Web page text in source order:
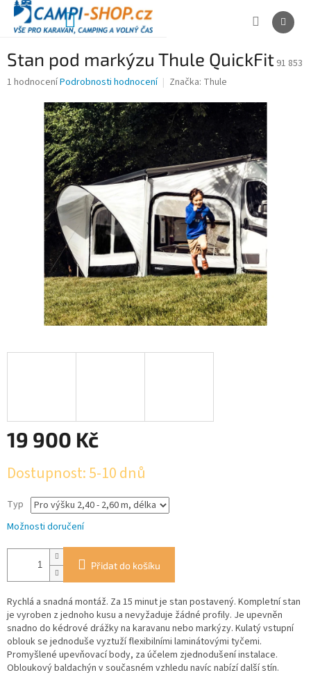
Přejít
obsah
NÁKUPNÍ
Stan pod markýzu Thule QuickFit 91 853
Průměrné
produktu
hvězdiček.
1 hodnoceníPodrobnosti hodnocení Značka: Thule
19 900 Kč
cena:
Dostupnost: 5-10 dnů
Typ
Možnosti doručení
Přidat do košíku
Rychlá a snadná montáž. Za 15 minut je stan postavený. Kompletní stan
je vyroben z jednoho kusu a nevyžaduje žádné profily. Je upevněn
snadno do kédrové drážky na karavanu nebo markýzy. Kulatý vstupní
oblouk se jednoduše vyztuží flexibilními laminátovými tyčemi.
Promyšlené upevňovací body, za účelem zjednodušení instalace.
Obloukový baldachýn v současném vzhledu navíc nabízí další stín.